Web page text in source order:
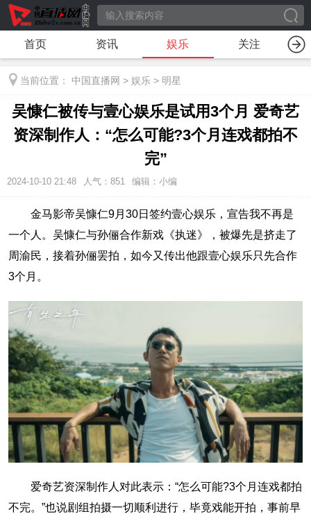
首页 资讯 娱乐 关注
当前位置： 中国直播网 > 娱乐 > 明星
吴慷仁被传与壹心娱乐是试用3个月 爱奇艺
资深制作人：“怎么可能?3个月连戏都拍不
完”
2024-10-10 21:48 人气： 851 编辑：小编
金马影帝吴慷仁9月30日签约壹心娱乐，宣告我不再是
一个人。吴慷仁与孙俪合作新戏《执迷》，被爆先是挤走了
周渝民，接着孙俪罢拍，如今又传出他跟壹心娱乐只先合作
3个月。
爱奇艺资深制作人对此表示：“怎么可能?3个月连戏都拍
不完。”也说剧组拍摄一切顺利进行，毕竟戏能开拍，事前早